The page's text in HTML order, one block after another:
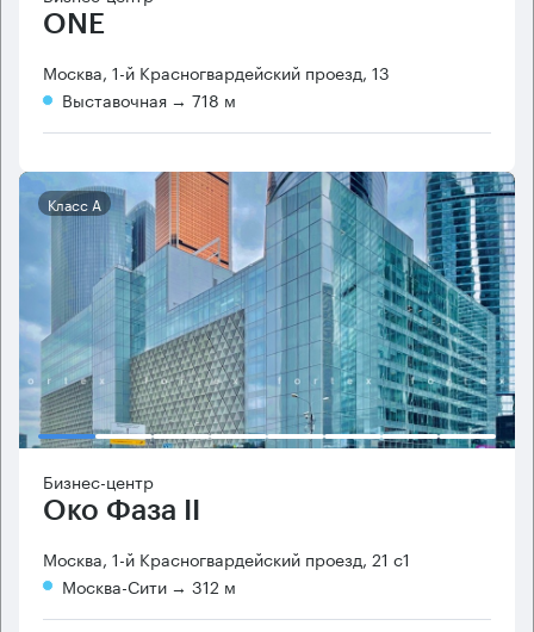
ONE
Москва, 1-й Красногвардейский проезд, 13
Выставочная → 718 м
Класс А
Бизнес-центр
Око Фаза II
Москва, 1-й Красногвардейский проезд, 21 с1
Москва-Сити → 312 м